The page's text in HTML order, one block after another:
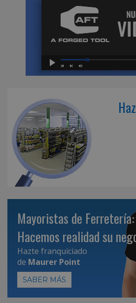
Mayoristas de Ferretería:
Hacemos realidad su
Hazte franquiciado
de Maurer Point
SABER MÁS